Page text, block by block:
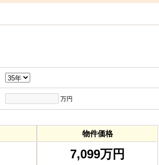
万円
物件価格
7,099万円